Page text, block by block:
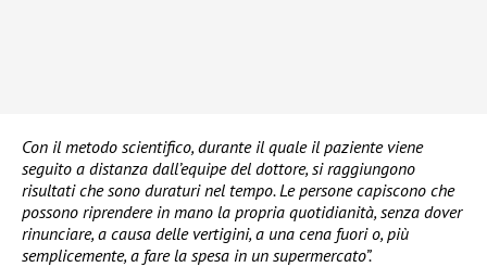
Con il metodo scientifico, durante il quale il paziente viene
seguito a distanza dall’equipe del dottore, si raggiungono
risultati che sono duraturi nel tempo. Le persone capiscono che
possono riprendere in mano la propria quotidianità, senza dover
rinunciare, a causa delle vertigini, a una cena fuori o, più
semplicemente, a fare la spesa in un supermercato”.